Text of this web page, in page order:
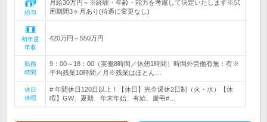
給与
月給30万円～※経験・年齢・能力を考慮して決定いたします※試
用期間3ヶ月あり(待遇に変更なし)
初年度
年収
420万円～550万円
勤務
時間
9：00～18：00（実働8時間／休憩1時間）時間外労働有無：有※
平均残業10時間／月※残業はほとん…
休日
休暇
# 年間休日120日以上！【休日】完全週休2日制（火・水）【休
暇】GW、夏期、年末年始、有給、慶弔#…